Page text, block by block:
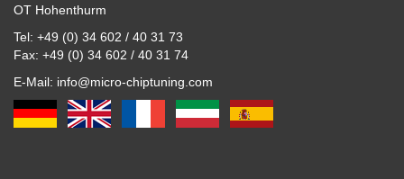
OT Hohenthurm
Tel: +49 (0) 34 602 / 40 31 73
Fax: +49 (0) 34 602 / 40 31 74
E-Mail: info@micro-chiptuning.com